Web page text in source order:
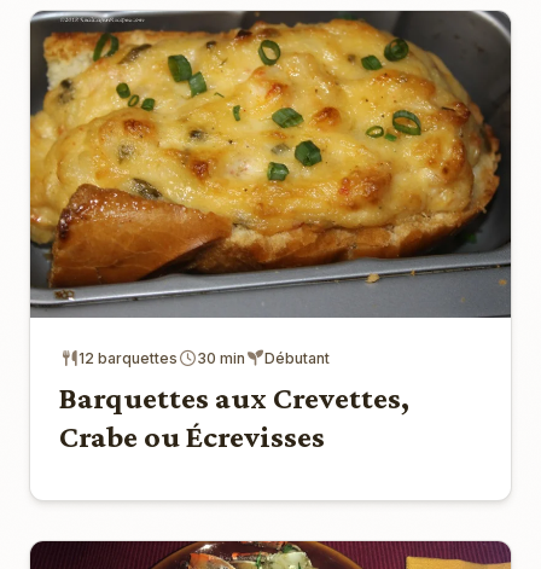
12 barquettes 30 min Débutant
Barquettes aux Crevettes,
Crabe ou Écrevisses